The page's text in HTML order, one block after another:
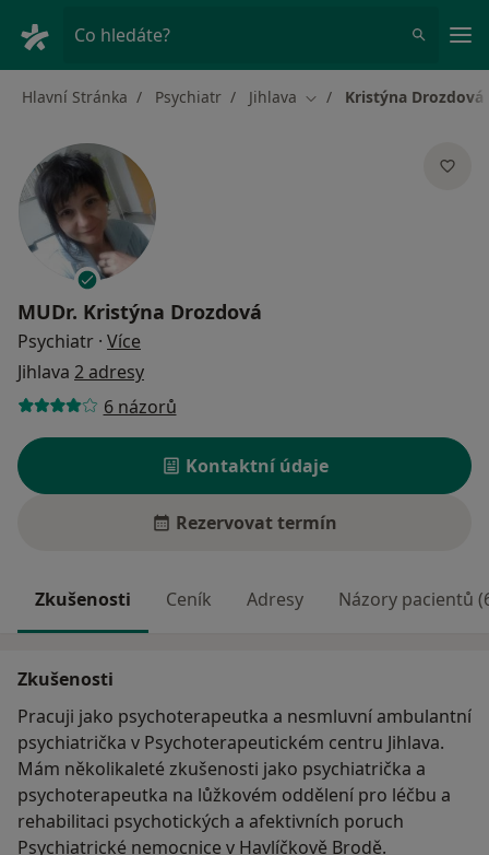
Co hledáte?
Hlavní Stránka Psychiatr Jihlava Změna města
Kristýna Drozdová
MUDr. Kristýna Drozdová
Psychiatr · Více
Jihlava 2 adresy
6 názorů
Kontaktní údaje
Rezervovat termín
Zkušenosti Ceník Adresy Názory pacientů
Zkušenosti
Pracuji jako psychoterapeutka a nesmluvní ambulantní
psychiatrička v Psychoterapeutickém centru Jihlava.
Mám několikaleté zkušenosti jako psychiatrička a
psychoterapeutka na lůžkovém oddělení pro léčbu a
rehabilitaci psychotických a afektivních poruch
Psychiatrické nemocnice v Havlíčkově Brodě.